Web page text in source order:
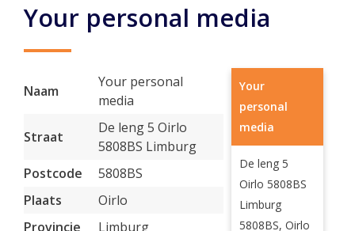
Your personal media
Naam
Your personal
media
Straat
De leng 5 Oirlo
5808BS Limburg
Postcode
5808BS
Plaats
Oirlo
Provincie
Limburg
Your
personal
media
De leng 5
Oirlo 5808BS
Limburg
5808BS, Oirlo